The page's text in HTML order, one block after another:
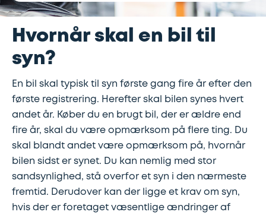
Kobling
Montering
af
anhængertræk
Olieskift
Reparation
stenslag
Helårsdæk
Trailerdæk
Dækopbevaring
selv
ferie
Service
og
reparation
Sikkerhed
Sommerdæk
Car
Service
Erhverv
Landbrug
Hvornår skal en bil til
syn?
En bil skal typisk til syn første gang fire år efter den
første registrering. Herefter skal bilen synes hvert
andet år. Køber du en brugt bil, der er ældre end
fire år, skal du være opmærksom på flere ting. Du
skal blandt andet være opmærksom på, hvornår
bilen sidst er synet. Du kan nemlig med stor
sandsynlighed, stå overfor et syn i den nærmeste
fremtid. Derudover kan der ligge et krav om syn,
hvis der er foretaget væsentlige ændringer af